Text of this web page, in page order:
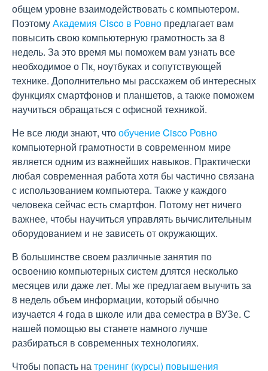
общем уровне взаимодействовать с компьютером.
ПоэтомуАкадемия Cisco в Ровно предлагает вам
повысить свою компьютерную грамотность за 8
недель. За это время мы поможем вам узнать все
необходимое о Пк, ноутбуках и сопутствующей
технике. Дополнительно мы расскажем об интересных
функциях смартфонов и планшетов, а также поможем
научиться обращаться с офисной техникой.
Не все люди знают, чтообучение Cisco Ровно
компьютерной грамотности в современном мире
является одним из важнейших навыков. Практически
любая современная работа хотя бы частично связана
с использованием компьютера. Также у каждого
человека сейчас есть смартфон. Потому нет ничего
важнее, чтобы научиться управлять вычислительным
оборудованием и не зависеть от окружающих.
В большинстве своем различные занятия по
освоению компьютерных систем длятся несколько
месяцев или даже лет. Мы же предлагаем выучить за
8 недель объем информации, который обычно
изучается 4 года в школе или два семестра в ВУЗе. С
нашей помощью вы станете намного лучше
разбираться в современных технологиях.
Чтобы попасть натренинг (курсы) повышения